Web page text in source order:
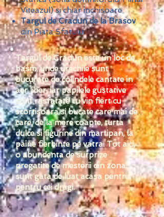
Viteazul) si chiar inchisoare
Targul de Craciun de la Brasov
din Piata Sfatului
Targul de Craciun este un loc de
basm, unde urechile sunt
bucurate de colindele cantate in
aer liber, iar papilele gustative
sunt rasfatate cu vin fiert cu
scortisoara si bucate care mai de
care, de la mere coapte, turta
dulce si figurine din martipan, la
paine fierbinte pe vatra. Tot aici,
o abundenta de surprize
pregatite de mesterii din zona,
sunt gata de luat acasa pentru
pentru cei dragi.